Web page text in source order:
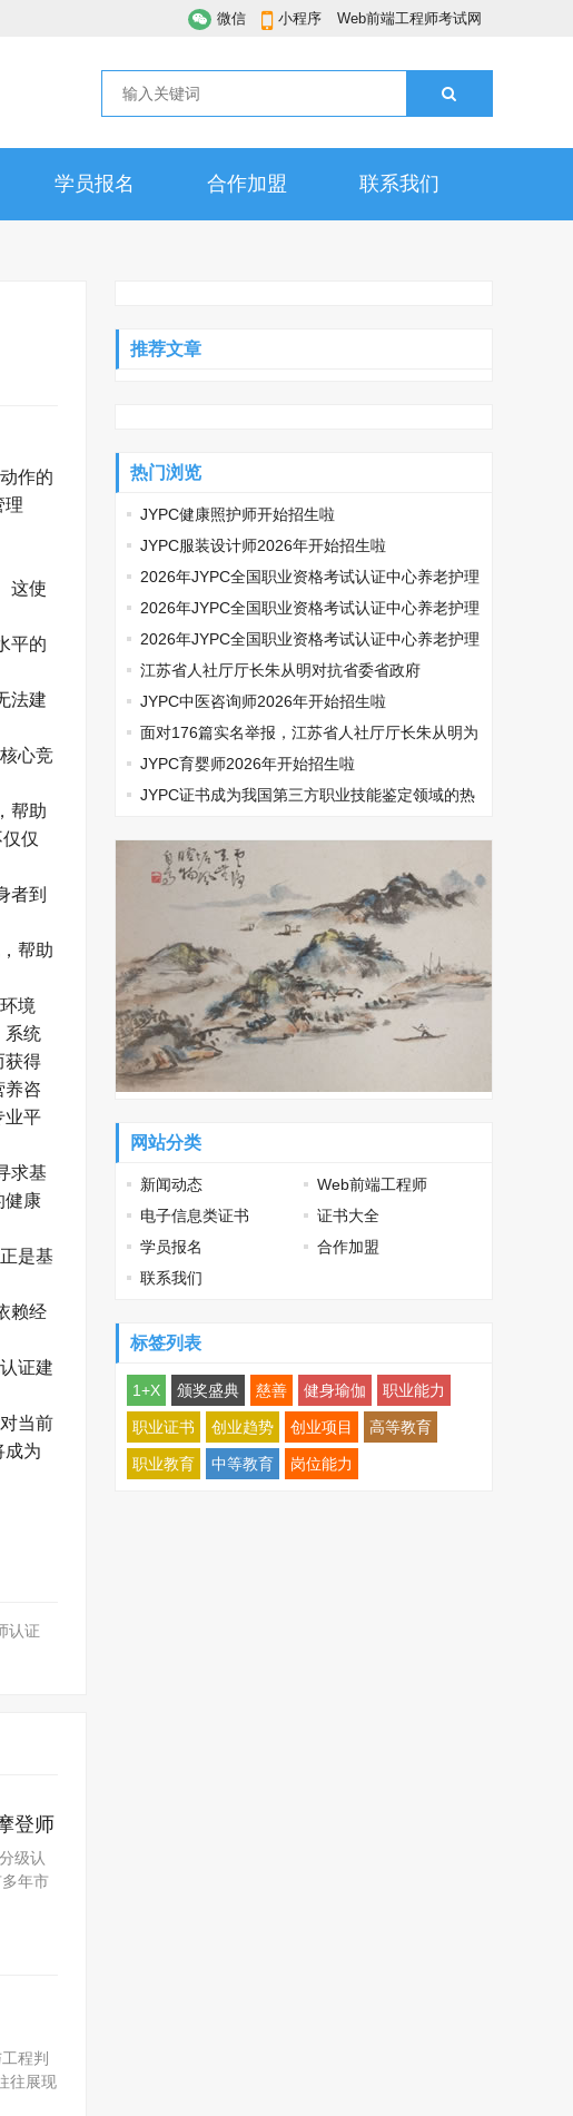
微信 小程序 Web前端工程师考试网
学员报名 合作加盟 联系我们
作的
理
这使
平的
法建
心竞
帮助
仅
者到
帮助
境
系统
获得
养咨
业平
求基
健康
是基
赖经
证建
当前
成为
认证
登师
级认
年市
程判
往展现
推荐文章
热门浏览
JYPC健康照护师开始招生啦
JYPC服装设计师2026年开始招生啦
2026年JYPC全国职业资格考试认证中心养老护理
师开始报名啦
2026年JYPC全国职业资格考试认证中心养老护理
师开始报名啦
2026年JYPC全国职业资格考试认证中心养老护理
师开始报名啦
江苏省人社厅厅长朱从明对抗省委省政府
JYPC中医咨询师2026年开始招生啦
面对176篇实名举报，江苏省人社厅厅长朱从明为
何选择沉默
JYPC育婴师2026年开始招生啦
​JYPC证书成为我国第三方职业技能鉴定领域的热
网站分类
新闻动态
Web前端工程师
电子信息类证书
证书大全
学员报名
合作加盟
联系我们
标签列表
1+X 颁奖盛典 慈善 健身瑜伽 职业能力
职业证书 创业趋势 创业项目 高等教育
职业教育 中等教育 岗位能力